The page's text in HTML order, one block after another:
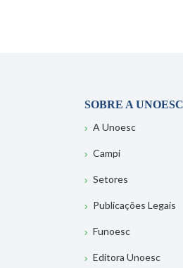
SOBRE A UNOESC
A Unoesc
Campi
Setores
Publicações Legais
Funoesc
Editora Unoesc